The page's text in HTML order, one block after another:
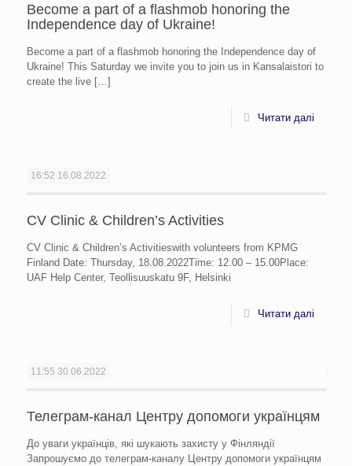
Become a part of a flashmob honoring the
Independence day of Ukraine!
Become a part of a flashmob honoring the Independence day of
Ukraine! This Saturday we invite you to join us in Kansalaistori to
create the live[…]
Читати далі
16:52 16.08.2022
CV Clinic & Children’s Activities
CV Clinic & Children’s Activitieswith volunteers from KPMG
Finland Date: Thursday, 18.08.2022Time: 12.00 – 15.00Place:
UAF Help Center, Teollisuuskatu 9F, Helsinki
Читати далі
11:55 30.06.2022
Телеграм-канал Центру допомоги українцям
До уваги українців, які шукають захисту у Фінляндії
Запрошуємо до телеграм-каналу Центру допомоги українцям